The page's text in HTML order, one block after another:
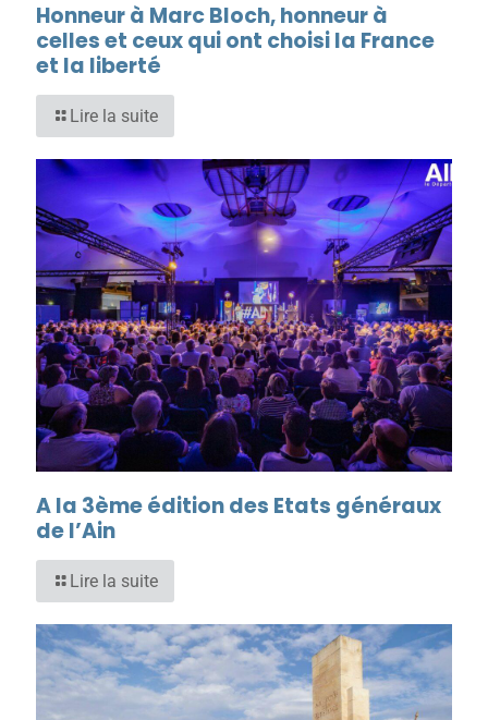
Honneur à Marc Bloch, honneur à
celles et ceux qui ont choisi la France
et la liberté
Lire la suite
A la 3ème édition des Etats généraux
de l’Ain
Lire la suite